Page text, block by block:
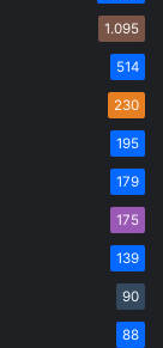
1.095
514
230
195
179
175
139
90
88